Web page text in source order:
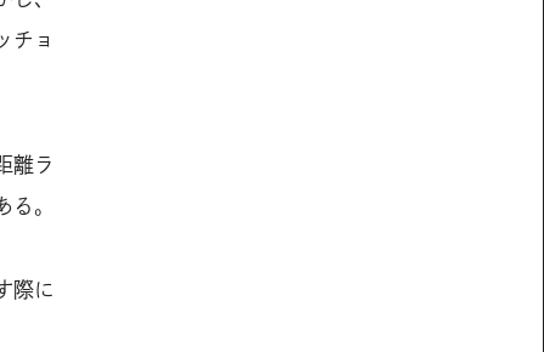
チョ
離ラ
。
際に